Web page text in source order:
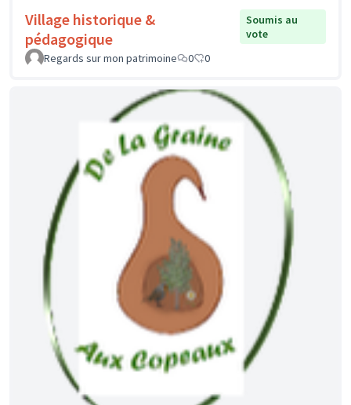
Village historique &
pédagogique
Soumis au
vote
Regards sur mon patrimoine
0 0